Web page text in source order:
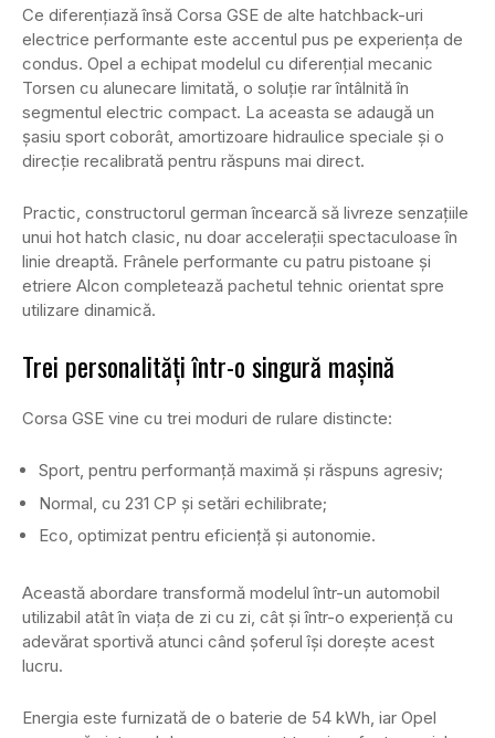
Ce diferențiază însă Corsa GSE de alte hatchback-uri
electrice performante este accentul pus pe experiența de
condus. Opel a echipat modelul cu diferențial mecanic
Torsen cu alunecare limitată, o soluție rar întâlnită în
segmentul electric compact. La aceasta se adaugă un
șasiu sport coborât, amortizoare hidraulice speciale și o
direcție recalibrată pentru răspuns mai direct.
Practic, constructorul german încearcă să livreze senzațiile
unui hot hatch clasic, nu doar accelerații spectaculoase în
linie dreaptă. Frânele performante cu patru pistoane și
etriere Alcon completează pachetul tehnic orientat spre
utilizare dinamică.
Trei personalități într-o singură mașină
Corsa GSE vine cu trei moduri de rulare distincte:
Sport, pentru performanță maximă și răspuns agresiv;
Normal, cu 231 CP și setări echilibrate;
Eco, optimizat pentru eficiență și autonomie.
Această abordare transformă modelul într-un automobil
utilizabil atât în viața de zi cu zi, cât și într-o experiență cu
adevărat sportivă atunci când șoferul își dorește acest
lucru.
Energia este furnizată de o baterie de 54 kWh, iar Opel